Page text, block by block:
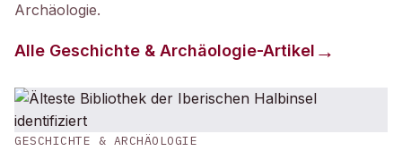
Archäologie.
Alle Geschichte & Archäologie-Artikel
GESCHICHTE & ARCHÄOLOGIE